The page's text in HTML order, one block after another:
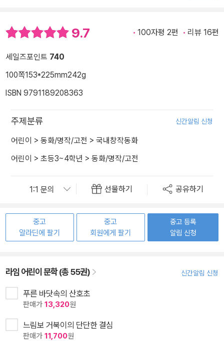
9.7 100자평 2편 리뷰 16편
세일즈포인트 740
100쪽153*225mm242g
ISBN 9791189208363
주제분류 신간알림 신청
어린이 > 동화/명작/고전 > 국내창작동화
어린이 > 초등3~4학년 > 동화/명작/고전
선물하기 공유하기
중고
알라딘에 팔기
중고
회원에게 팔기
중고 등록
알림 신청
라임 어린이 문학 (총 55권) 신간알림 신청
푸른 바닷속의 산호초
판매가 13,320원
느림보 거북이의 단단한 결심
판매가 11,700원